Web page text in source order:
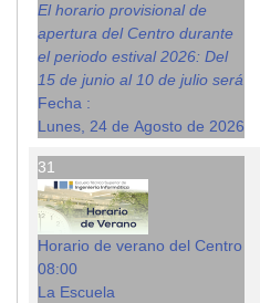
El horario provisional de
apertura del Centro durante
el periodo estival 2026: Del
15 de junio al 10 de julio será
Fecha :
Lunes, 24 de Agosto de 2026
31
Horario de verano del Centro
08:00
La Escuela